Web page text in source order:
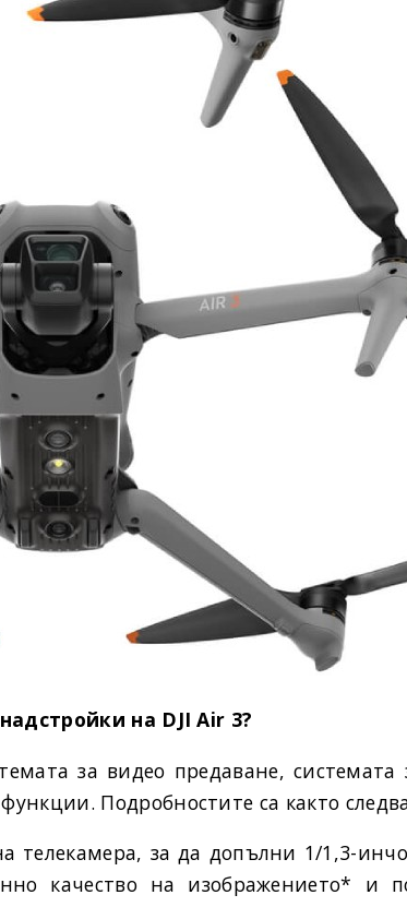
на DJI Air 3?
за видео предаване,
Подробностите са както
телекамера, за да допълни 1/1,3-
качество на изображението* и